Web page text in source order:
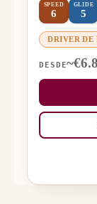
SPEED
6
GLIDE
5
DRIVER DE
DESDE